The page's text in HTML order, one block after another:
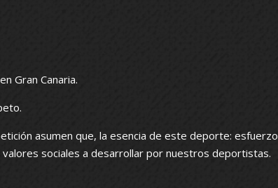
Gran Canaria.
asumen que, la esencia de este deporte: esfuerzo
sociales a desarrollar por nuestros deportistas.